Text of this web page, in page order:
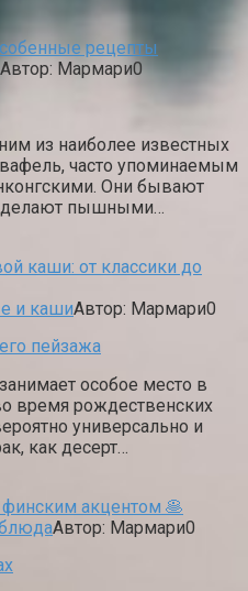
рецепты
Автор: Мармари0
из наиболее известных
часто упоминаемым
Они бывают
делают пышными…
каши: от классики до
и кашиАвтор: Мармари0
особое место в
время рождественских
универсально и
как десерт…
акцентом 🥞
Автор: Мармари0